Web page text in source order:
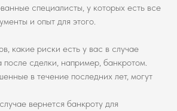
специалисты, у которых есть все
и опыт для этого.
какие риски есть у вас в случае
после сделки, например, банкротом.
в течение последних лет, могут
вернется банкроту для